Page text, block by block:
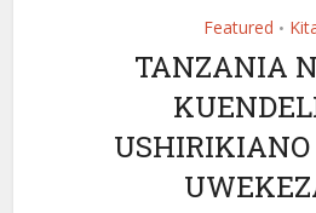
Featured •
TANZANIA